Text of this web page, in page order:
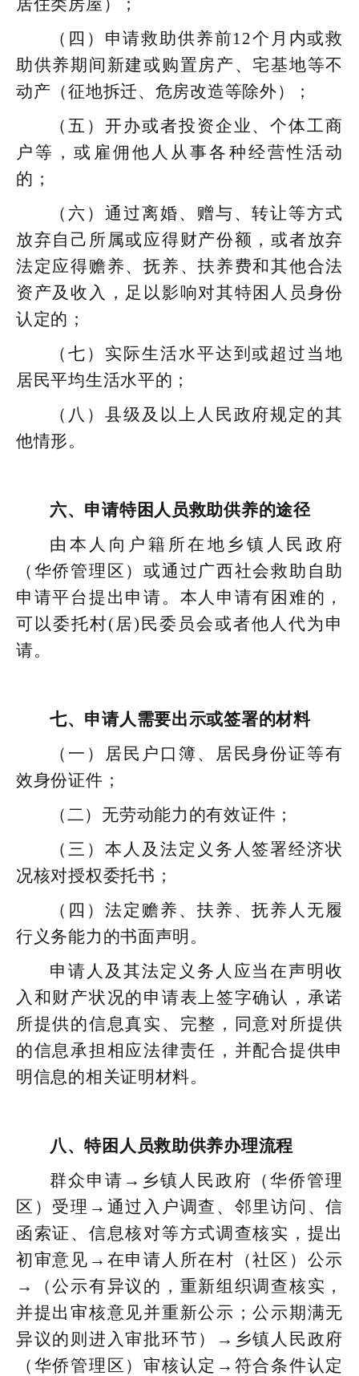
居住类房屋）；
（四）申请救助供养前12个月内或救
助供养期间新建或购置房产、宅基地等不
动产（征地拆迁、危房改造等除外）；
（五）开办或者投资企业、个体工商
户等，或雇佣他人从事各种经营性活动
的；
（六）通过离婚、赠与、转让等方式
放弃自己所属或应得财产份额，或者放弃
法定应得赡养、抚养、扶养费和其他合法
资产及收入，足以影响对其特困人员身份
认定的；
（七）实际生活水平达到或超过当地
居民平均生活水平的；
（八）县级及以上人民政府规定的其
他情形。
六、申请特困人员救助供养的途径
由本人向户籍所在地乡镇人民政府
（华侨管理区）或通过广西社会救助自助
申请平台提出申请。本人申请有困难的，
可以委托村(居)民委员会或者他人代为申
请。
七、申请人需要出示或签署的材料
（一）居民户口簿、居民身份证等有
效身份证件；
（二）无劳动能力的有效证件；
（三）本人及法定义务人签署经济状
况核对授权委托书；
（四）法定赡养、扶养、抚养人无履
行义务能力的书面声明。
申请人及其法定义务人应当在声明收
入和财产状况的申请表上签字确认，承诺
所提供的信息真实、完整，同意对所提供
的信息承担相应法律责任，并配合提供申
明信息的相关证明材料。
八、特困人员救助供养办理流程
群众申请→乡镇人民政府（华侨管理
区）受理→通过入户调查、邻里访问、信
函索证、信息核对等方式调查核实，提出
初审意见→在申请人所在村（社区）公示
→（公示有异议的，重新组织调查核实，
并提出审核意见并重新公示；公示期满无
异议的则进入审批环节）→乡镇人民政府
（华侨管理区）审核认定→符合条件认定